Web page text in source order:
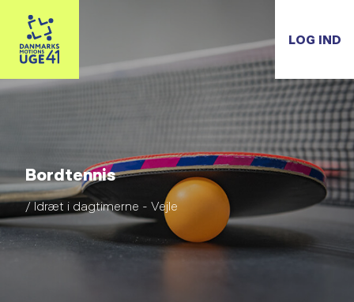
LOG IND
Bordtennis
/ Idræt i dagtimerne - Vejle